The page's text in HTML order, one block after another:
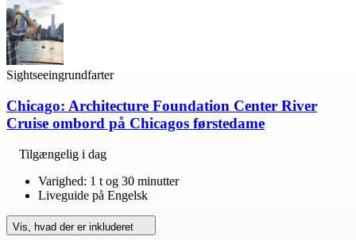
Sightseeingrundfarter
Chicago: Architecture Foundation Center River
Cruise ombord på Chicagos førstedame
Tilgængelig i dag
Varighed: 1 t og 30 minutter
Liveguide på Engelsk
Vis, hvad der er inkluderet